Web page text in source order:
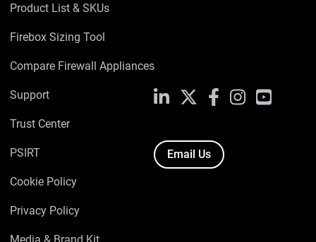
Product List & SKUs
Firebox Sizing Tool
Compare Firewall Appliances
Support
Trust Center
PSIRT
Cookie Policy
Privacy Policy
LinkedIn FacebookInstagramYouTube
Email Us